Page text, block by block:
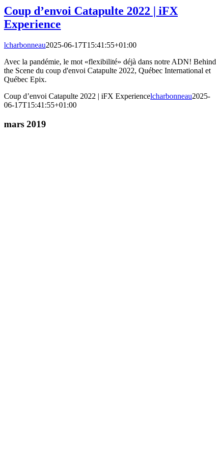
Coup d’envoi Catapulte 2022 | iFX
Experience
lcharbonneau2025-06-17T15:41:55+01:00
Avec la pandémie, le mot «flexibilité» déjà dans notre ADN! Behind
the Scene du coup d'envoi Catapulte 2022, Québec International et
Québec Epix.
Coup d’envoi Catapulte 2022 | iFX Experiencelcharbonneau2025-
06-17T15:41:55+01:00
mars 2019